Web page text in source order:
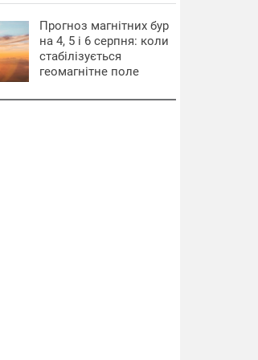
Прогноз магнітних бур
на 4, 5 і 6 серпня: коли
стабілізується
геомагнітне поле